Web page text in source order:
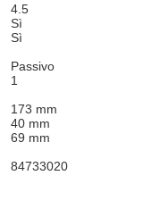
4.5
Sì
Sì
Passivo
1
173 mm
40 mm
69 mm
84733020